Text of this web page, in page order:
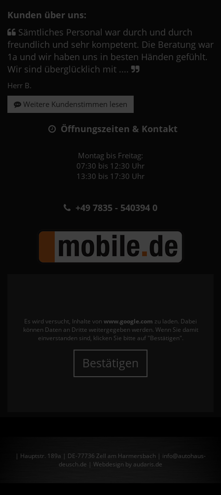
Kunden über uns:
Sämtliches Personal war durch und durch
freundlich und sehr kompetent. Die Beratung war
1a und wir haben uns in besten Händen gefühlt.
Wir sind überglücklich mit ....
Herr B.
Weitere Kundenstimmen lesen
Öffnungszeiten & Kontakt
Montag bis Freitag:
07:30 bis 12:30 Uhr
13:30 bis 17:30 Uhr
+49 7835 - 540394 0
Es wird versucht, Inhalte von www.google.com zu laden. Dabei
können Daten an Dritte weitergegeben werden. Wenn Sie damit
einverstanden sind, klicken Sie bitte auf "Bestätigen".
Bestätigen
| Hauptstr. 189a | DE-77736 Zell am Harmersbach | info@autohaus-
deusch.de | Webdesign by audaris.de